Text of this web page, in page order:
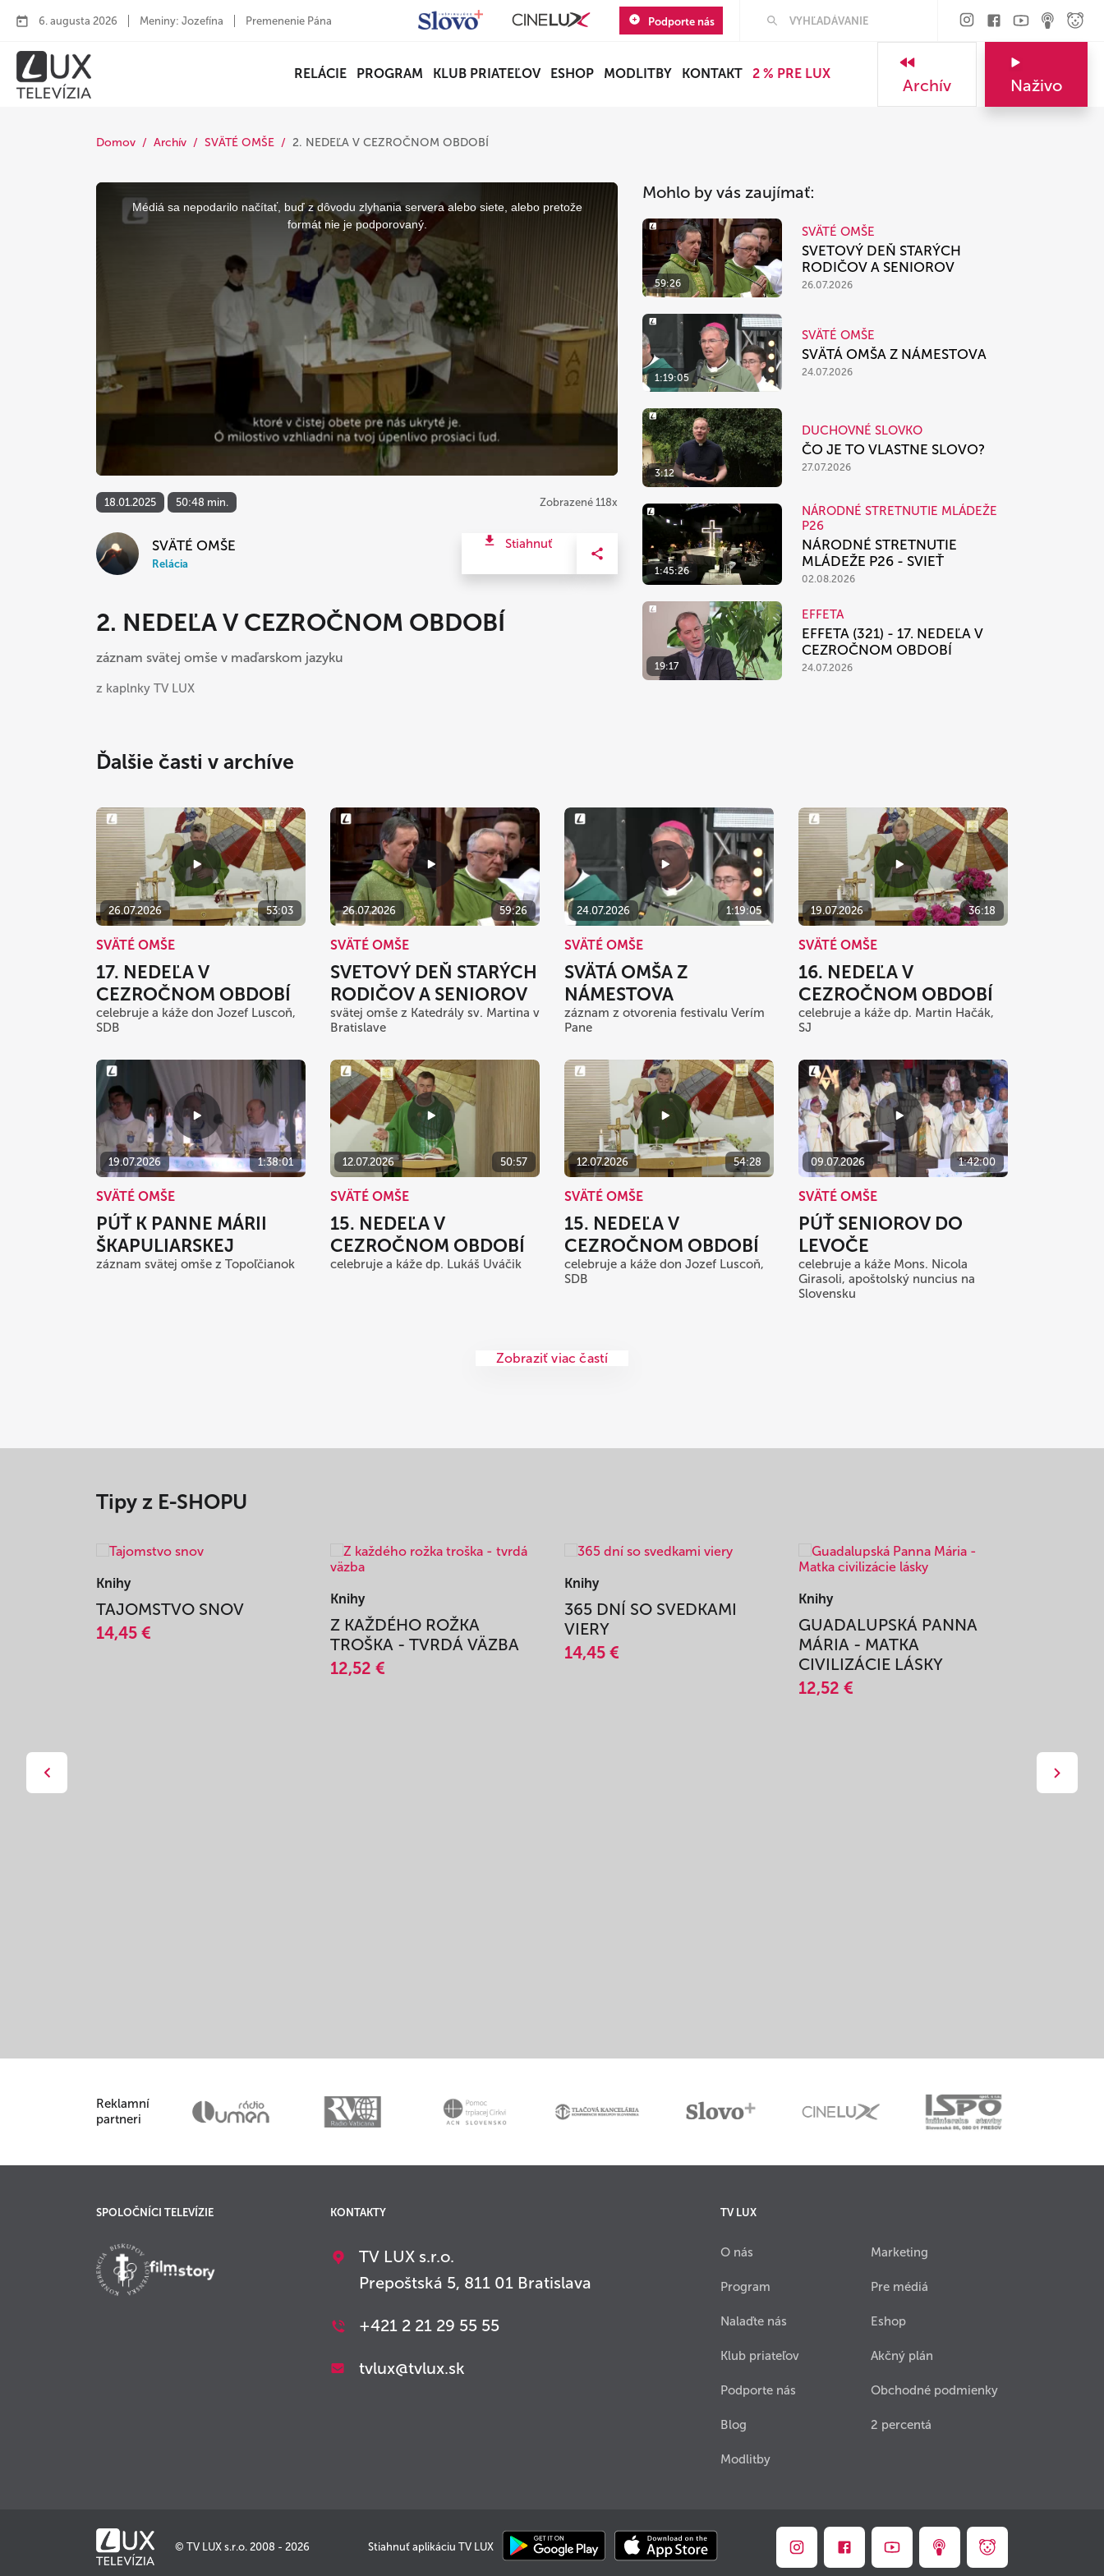
6. augusta 2026 Meniny: Jozefína Premenenie Pána Podporte nás
RELÁCIE PROGRAM KLUB PRIATEĽOV ESHOP MODLITBY KONTAKT 2 % PRE LUX
Archív Naživo
Domov Archív SVÄTÉ OMŠE 2. NEDEĽA V CEZROČNOM OBDOBÍ
This
Médiá sa nepodarilo načítať, buď z dôvodu zlyhania servera alebo siete, alebo pretože
formát nie je podporovaný.
18.01.2025 50:48 min. Zobrazené 118x
SVÄTÉ OMŠE
Relácia
Stiahnuť
2. NEDEĽA V CEZROČNOM OBDOBÍ
záznam svätej omše v maďarskom jazyku
z kaplnky TV LUX
Mohlo by vás zaujímať:
59:26
SVÄTÉ OMŠE
SVETOVÝ DEŇ STARÝCH
RODIČOV A SENIOROV
26.07.2026
1:19:05
SVÄTÉ OMŠE
SVÄTÁ OMŠA Z NÁMESTOVA
24.07.2026
3:12
DUCHOVNÉ SLOVKO
ČO JE TO VLASTNE SLOVO?
27.07.2026
1:45:26
NÁRODNÉ STRETNUTIE MLÁDEŽE
P26
NÁRODNÉ STRETNUTIE
MLÁDEŽE P26 - SVIEŤ
02.08.2026
19:17
EFFETA
EFFETA (321) - 17. NEDEĽA V
CEZROČNOM OBDOBÍ
24.07.2026
Ďalšie časti v archíve
26.07.2026 53:03
SVÄTÉ OMŠE
17. NEDEĽA V
CEZROČNOM OBDOBÍ
celebruje a káže don Jozef Luscoň,
SDB
26.07.2026 59:26
SVÄTÉ OMŠE
SVETOVÝ DEŇ STARÝCH
RODIČOV A SENIOROV
svätej omše z Katedrály sv. Martina v
Bratislave
24.07.2026 1:19:05
SVÄTÉ OMŠE
SVÄTÁ OMŠA Z
NÁMESTOVA
záznam z otvorenia festivalu Verím
Pane
19.07.2026 36:18
SVÄTÉ OMŠE
16. NEDEĽA V
CEZROČNOM OBDOBÍ
celebruje a káže dp. Martin Hačák,
SJ
19.07.2026 1:38:01
SVÄTÉ OMŠE
PÚŤ K PANNE MÁRII
ŠKAPULIARSKEJ
záznam svätej omše z Topoľčianok
12.07.2026 50:57
SVÄTÉ OMŠE
15. NEDEĽA V
CEZROČNOM OBDOBÍ
celebruje a káže dp. Lukáš Uváčik
12.07.2026 54:28
SVÄTÉ OMŠE
15. NEDEĽA V
CEZROČNOM OBDOBÍ
celebruje a káže don Jozef Luscoň,
SDB
09.07.2026 1:42:00
SVÄTÉ OMŠE
PÚŤ SENIOROV DO
LEVOČE
celebruje a káže Mons. Nicola
Girasoli, apoštolský nuncius na
Slovensku
Zobraziť viac častí
Tipy z E-SHOPU
Knihy
TAJOMSTVO SNOV
14,45 €
Knihy
Z KAŽDÉHO ROŽKA
TROŠKA - TVRDÁ VÄZBA
12,52 €
Knihy
365 DNÍ SO SVEDKAMI
VIERY
14,45 €
Knihy
GUADALUPSKÁ PANNA
MÁRIA - MATKA
CIVILIZÁCIE LÁSKY
12,52 €
Reklamní
partneri
SPOLOČNÍCI TELEVÍZIE KONTAKTY
TV LUX s.r.o.
Prepoštská 5, 811 01 Bratislava
+421 2 21 29 55 55
tvlux@tvlux.sk
TV LUX
O nás
Program
Nalaďte nás
Klub priateľov
Podporte nás
Blog
Modlitby
Marketing
Pre médiá
Eshop
Akčný plán
Obchodné podmienky
2 percentá
© TV LUX s.r.o. 2008 - 2026 Stiahnuť aplikáciu TV LUX